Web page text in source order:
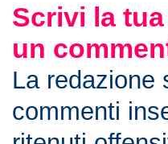
Scrivi la
un
La redazione
commenti